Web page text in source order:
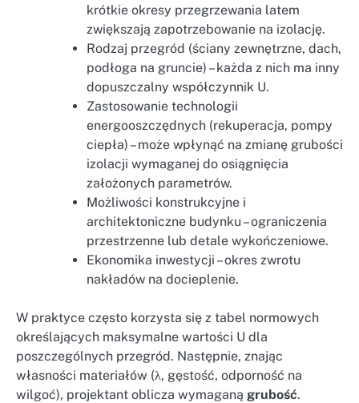
krótkie okresy przegrzewania latem
zwiększają zapotrzebowanie na izolację.
Rodzaj przegród (ściany zewnętrzne, dach,
podłoga na gruncie) – każda z nich ma inny
dopuszczalny współczynnik U.
Zastosowanie technologii
energooszczędnych (rekuperacja, pompy
ciepła) – może wpłynąć na zmianę grubości
izolacji wymaganej do osiągnięcia
założonych parametrów.
Możliwości konstrukcyjne i
architektoniczne budynku – ograniczenia
przestrzenne lub detale wykończeniowe.
Ekonomika inwestycji – okres zwrotu
nakładów na docieplenie.
W praktyce często korzysta się z tabel normowych
określających maksymalne wartości U dla
poszczególnych przegród. Następnie, znając
własności materiałów (λ, gęstość, odporność na
wilgoć), projektant oblicza wymaganą grubość.